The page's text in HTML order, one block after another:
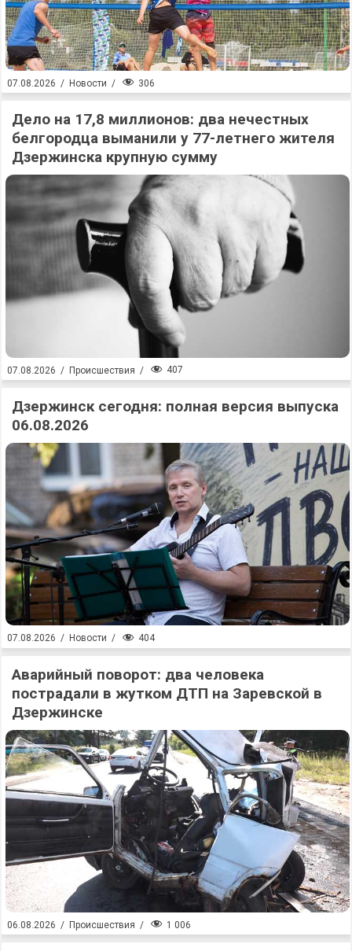
07.08.2026 / Новости / 306
Дело на 17,8 миллионов: два нечестных
белгородца выманили у 77-летнего жителя
Дзержинска крупную сумму
07.08.2026 / Происшествия / 407
Дзержинск сегодня: полная версия выпуска
06.08.2026
07.08.2026 / Новости / 404
Аварийный поворот: два человека
пострадали в жутком ДТП на Заревской в
Дзержинске
06.08.2026 / Происшествия / 1 006